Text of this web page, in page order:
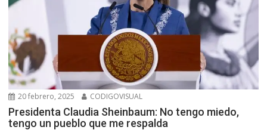
20 febrero, 2025 CODIGOVISUAL
Presidenta Claudia Sheinbaum: No tengo miedo,
tengo un pueblo que me respalda